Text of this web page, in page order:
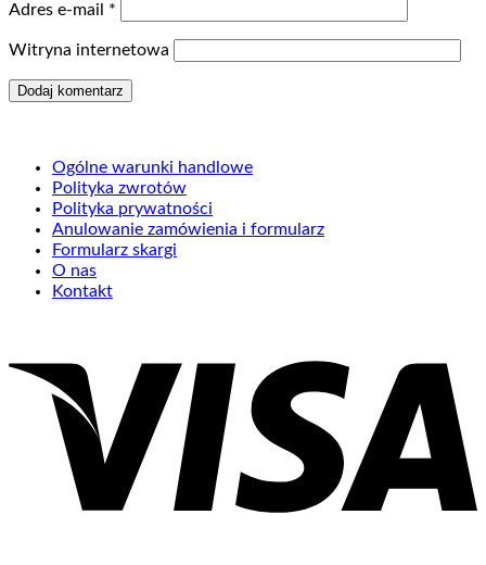
Adres e-mail *
Witryna internetowa
Ogólne warunki handlowe
Polityka zwrotów
Polityka prywatności
Anulowanie zamówienia i formularz
Formularz skargi
O nas
Kontakt